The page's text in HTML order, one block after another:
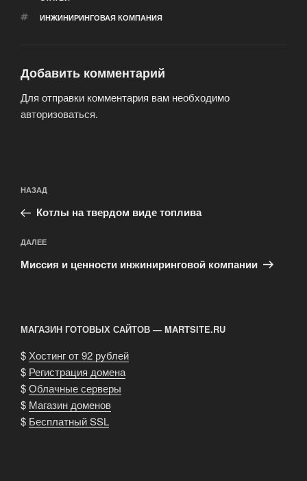
МЕТКИ
ИНЖИНИРИНГОВАЯ КОМПАНИЯ
Добавить комментарий
Для отправки комментария вам необходимо
авторизоваться.
по
записям
Предыдущая
запись:
НАЗАД
Котлы на твердом виде топлива
Следующая
запись
ДАЛЕЕ
Миссия и ценности инжиниринговой компании
МАГАЗИН ГОТОВЫХ САЙТОВ — MARTSITE.RU
$Хостинг от 92 рублей
$ Регистрация домена
$Облачные серверы
$ Магазин доменов
$ Бесплатный SSL